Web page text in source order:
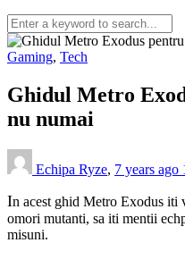
Gaming, Tech
Ghidul Metro
nu numai
Echipa Ryze, 7 years ago
In acest ghid Metro Exodus iti
omori mutanti, sa iti mentii
misuni.